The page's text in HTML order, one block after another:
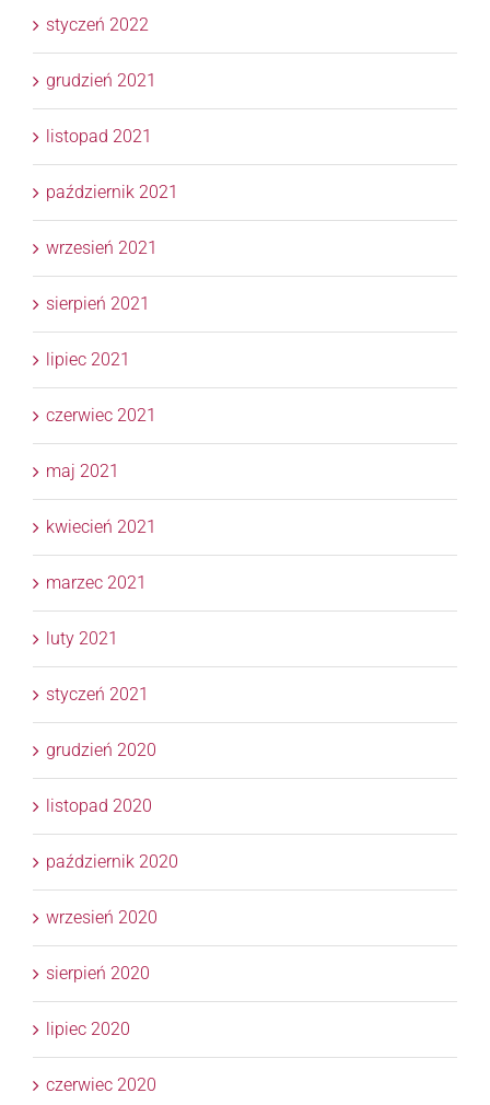
styczeń 2022
grudzień 2021
listopad 2021
październik 2021
wrzesień 2021
sierpień 2021
lipiec 2021
czerwiec 2021
maj 2021
kwiecień 2021
marzec 2021
luty 2021
styczeń 2021
grudzień 2020
listopad 2020
październik 2020
wrzesień 2020
sierpień 2020
lipiec 2020
czerwiec 2020